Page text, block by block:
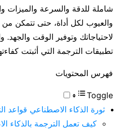
شاملة للدقة والسرعة والميزات
والعيوب لكل أداة، حتى تتمكن من
لاحتياجاتك وتوفير الوقت
تطبيقات الترجمة التي أثبتت
فهرس المحتويات
Toggle
ثورة الذكاء الاصطناعي قواعد
كيف تعمل الترجمة بالذكاء